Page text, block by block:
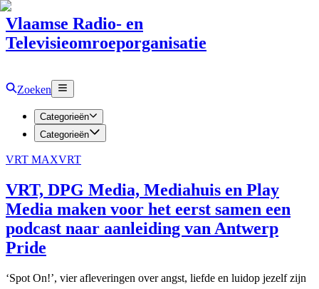
Vlaamse Radio- en
Televisieomroeporganisatie
Zoeken
Categorieën
Categorieën
VRT MAXVRT
VRT, DPG Media, Mediahuis en Play
Media maken voor het eerst samen een
podcast naar aanleiding van Antwerp
Pride
‘Spot On!’, vier afleveringen over angst, liefde en luidop jezelf zijn